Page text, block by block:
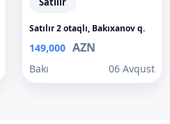
Satılır 2 otaqlı, Bakıxanov q.
149,000 AZN
Bakı 06 Avqust